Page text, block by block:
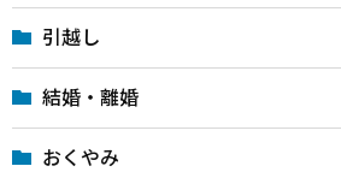
引越し
結婚・離婚
おくやみ